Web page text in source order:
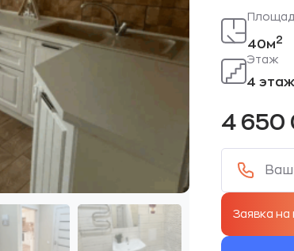
40м2
Этаж
4 этаж
4 650